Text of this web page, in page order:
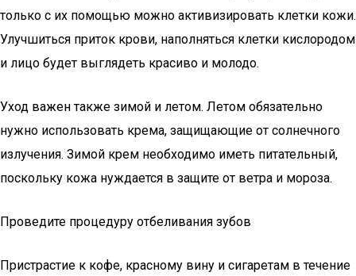
только с их помощью можно активизировать клетки кожи.
Улучшиться приток крови, наполняться клетки кислородом
и лицо будет выглядеть красиво и молодо.
Уход важен также зимой и летом. Летом обязательно
нужно использовать крема, защищающие от солнечного
излучения. Зимой крем необходимо иметь питательный,
поскольку кожа нуждается в защите от ветра и мороза.
Проведите процедуру отбеливания зубов
Пристрастие к кофе, красному вину и сигаретам в течение